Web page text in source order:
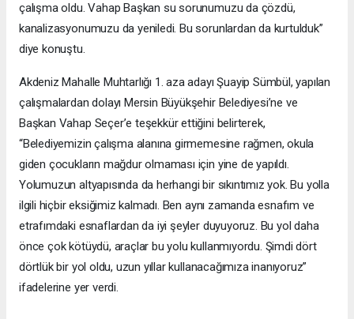
çalışma oldu. Vahap Başkan su sorunumuzu da çözdü,
kanalizasyonumuzu da yeniledi. Bu sorunlardan da kurtulduk”
diye konuştu.
Akdeniz Mahalle Muhtarlığı 1. aza adayı Şuayip Sümbül, yapılan
çalışmalardan dolayı Mersin Büyükşehir Belediyesi’ne ve
Başkan Vahap Seçer’e teşekkür ettiğini belirterek,
“Belediyemizin çalışma alanına girmemesine rağmen, okula
giden çocukların mağdur olmaması için yine de yapıldı.
Yolumuzun altyapısında da herhangi bir sıkıntımız yok. Bu yolla
ilgili hiçbir eksiğimiz kalmadı. Ben aynı zamanda esnafım ve
etrafımdaki esnaflardan da iyi şeyler duyuyoruz. Bu yol daha
önce çok kötüydü, araçlar bu yolu kullanmıyordu. Şimdi dört
dörtlük bir yol oldu, uzun yıllar kullanacağımıza inanıyoruz”
ifadelerine yer verdi.